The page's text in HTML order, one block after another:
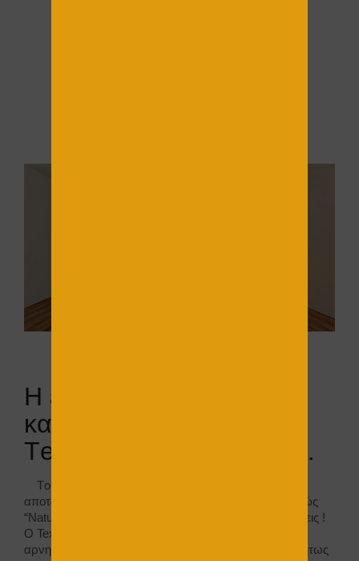
Η εταιρεία Εvomat
καινοτομεί και ο
Τexnognostis δοκιμάζει…
Tο υλικό παράγεται από την
αποτέλεσμα έχει βαφτιστεί από την ίδια την εταιρεία ώς
“Νatural walls” . Το υλικό διατίθεται σε 180 αποχρώσεις !
Ο Texnognostis το δοκίμασε και δεν διέκρινε κάτι το
αρνητικό . Η ερασμιότητα του μας δίνει χέρι ανεξαρτήτως